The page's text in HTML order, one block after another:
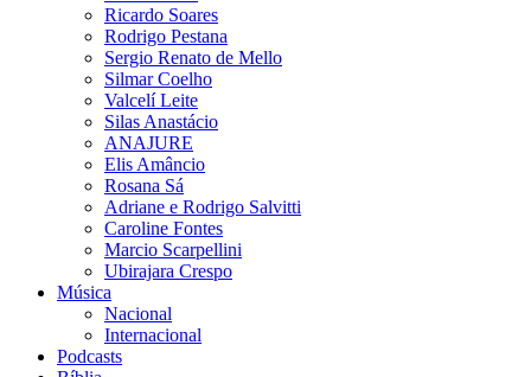
Ricardo Soares
Rodrigo Pestana
Sergio Renato de Mello
Silmar Coelho
Valcelí Leite
Silas Anastácio
ANAJURE
Elis Amâncio
Rosana Sá
Adriane e Rodrigo Salvitti
Caroline Fontes
Marcio Scarpellini
Ubirajara Crespo
Música
Nacional
Internacional
Podcasts